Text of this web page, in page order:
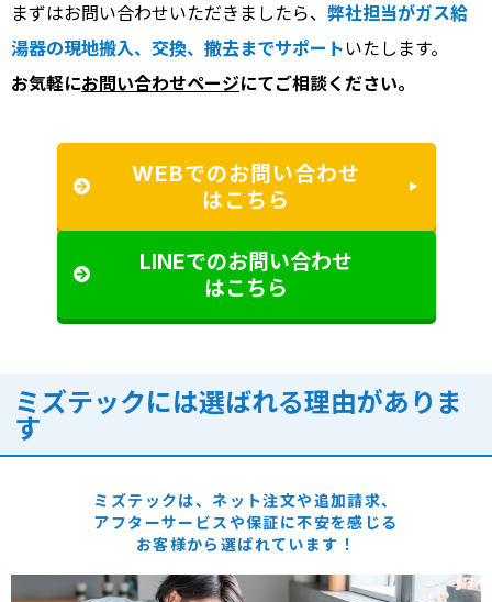
まずはお問い合わせいただきましたら、 弊社担当がガス給
湯器の現地搬入、交換、撤去までサポート いたします。
お気軽にお問い合わせページにてご相談ください。
WEBでのお問い合わせ
はこちら
LINEでのお問い合わせ
はこちら
ミズテックには選ばれる理由がありま
す
ミズテックは、ネット注文や追加請求、
アフターサービスや保証に不安を感じる
お客様から選ばれています！